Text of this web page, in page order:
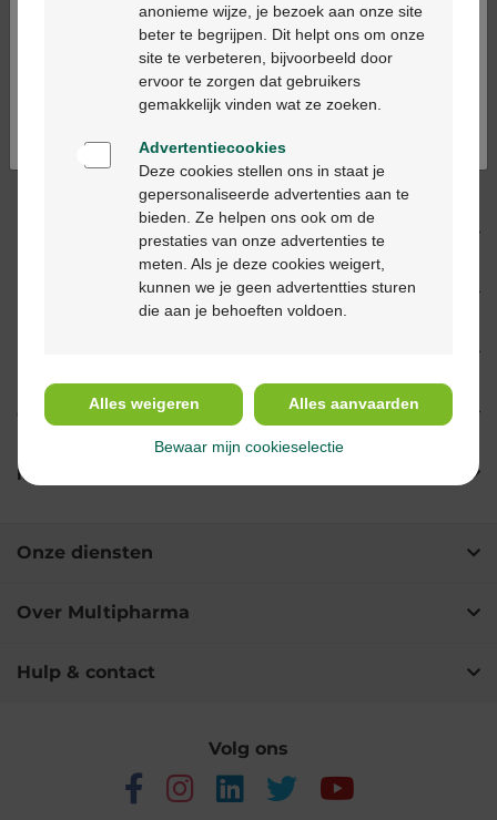
levering in je Multipharma apotheek
levering thuis vanaf €55
betalen
Klantendienstvia chat ofcontactformulier
Productbeschrijving
Eigenschappen
Gebruik
Ingrediënten
Onze diensten
Over Multipharma
Hulp & contact
Volg ons
Ga verder in het nederlands
Continuez en français
anonieme wijze, je bezoek aan onze site
beter te begrijpen. Dit helpt ons om onze
site te verbeteren, bijvoorbeeld door
ervoor te zorgen dat gebruikers
gemakkelijk vinden wat ze zoeken.
Advertentiecookies
Deze cookies stellen ons in staat je
gepersonaliseerde advertenties aan te
bieden. Ze helpen ons ook om de
prestaties van onze advertenties te
meten. Als je deze cookies weigert,
kunnen we je geen advertentties sturen
die aan je behoeften voldoen.
Alles weigeren Alles aanvaarden
Bewaar mijn cookieselectie